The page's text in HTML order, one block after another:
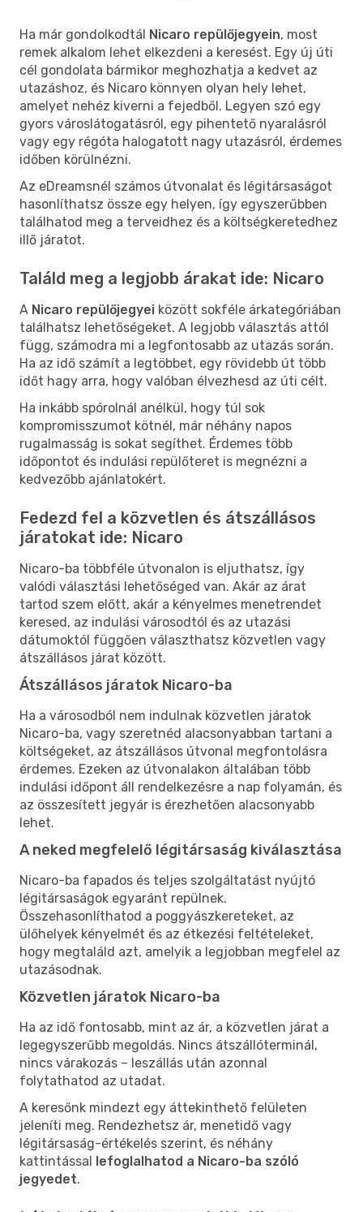
Ha már gondolkodtál Nicaro repülőjegyein, most
remek alkalom lehet elkezdeni a keresést. Egy új úti
cél gondolata bármikor meghozhatja a kedvet az
utazáshoz, és Nicaro könnyen olyan hely lehet,
amelyet nehéz kiverni a fejedből. Legyen szó egy
gyors városlátogatásról, egy pihentető nyaralásról
vagy egy régóta halogatott nagy utazásról, érdemes
időben körülnézni.
Az eDreamsnél számos útvonalat és légitársaságot
hasonlíthatsz össze egy helyen, így egyszerűbben
találhatod meg a terveidhez és a költségkeretedhez
illő járatot.
Találd meg a legjobb árakat ide: Nicaro
A Nicaro repülőjegyei között sokféle árkategóriában
találhatsz lehetőségeket. A legjobb választás attól
függ, számodra mi a legfontosabb az utazás során.
Ha az idő számít a legtöbbet, egy rövidebb út több
időt hagy arra, hogy valóban élvezhesd az úti célt.
Ha inkább spórolnál anélkül, hogy túl sok
kompromisszumot kötnél, már néhány napos
rugalmasság is sokat segíthet. Érdemes több
időpontot és indulási repülőteret is megnézni a
kedvezőbb ajánlatokért.
Fedezd fel a közvetlen és átszállásos
járatokat ide: Nicaro
Nicaro-ba többféle útvonalon is eljuthatsz, így
valódi választási lehetőséged van. Akár az árat
tartod szem előtt, akár a kényelmes menetrendet
keresed, az indulási városodtól és az utazási
dátumoktól függően választhatsz közvetlen vagy
átszállásos járat között.
Átszállásos járatok Nicaro-ba
Ha a városodból nem indulnak közvetlen járatok
Nicaro-ba, vagy szeretnéd alacsonyabban tartani a
költségeket, az átszállásos útvonal megfontolásra
érdemes. Ezeken az útvonalakon általában több
indulási időpont áll rendelkezésre a nap folyamán, és
az összesített jegyár is érezhetően alacsonyabb
lehet.
A neked megfelelő légitársaság kiválasztása
Nicaro-ba fapados és teljes szolgáltatást nyújtó
légitársaságok egyaránt repülnek.
Összehasonlíthatod a poggyászkereteket, az
ülőhelyek kényelmét és az étkezési feltételeket,
hogy megtaláld azt, amelyik a legjobban megfelel az
utazásodnak.
Közvetlen járatok Nicaro-ba
Ha az idő fontosabb, mint az ár, a közvetlen járat a
legegyszerűbb megoldás. Nincs átszállóterminál,
nincs várakozás – leszállás után azonnal
folytathatod az utadat.
A keresőnk mindezt egy áttekinthető felületen
jeleníti meg. Rendezhetsz ár, menetidő vagy
légitársaság-értékelés szerint, és néhány
kattintással lefoglalhatod a Nicaro-ba szóló
jegyedet.